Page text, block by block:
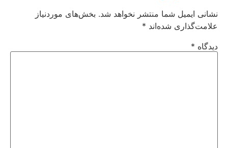
نشانی ایمیل شما منتشر نخواهد شد. بخش‌های موردنیاز
علامت‌گذاری شده‌اند *
دیدگاه *